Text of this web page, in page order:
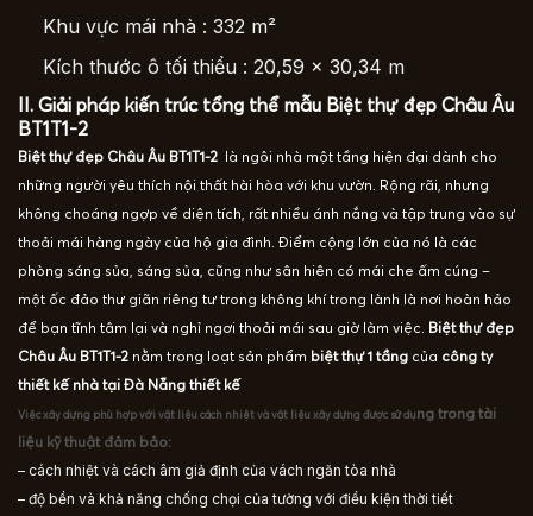
Khu vực mái nhà : 332 m²
Kích thước ô tối thiểu : 20,59 x 30,34 m
II. Giải pháp kiến trúc tổng thể mẫu Biệt thự đẹp Châu Âu
BT1T1-2
Biệt thự đẹp Châu Âu BT1T1-2 là ngôi nhà một tầng hiện đại dành cho
những người yêu thích nội thất hài hòa với khu vườn. Rộng rãi, nhưng
không choáng ngợp về diện tích, rất nhiều ánh nắng và tập trung vào sự
thoải mái hàng ngày của hộ gia đình. Điểm cộng lớn của nó là các
phòng sáng sủa, sáng sủa, cũng như sân hiên có mái che ấm cúng –
một ốc đảo thư giãn riêng tư trong không khí trong lành là nơi hoàn hảo
để bạn tĩnh tâm lại và nghỉ ngơi thoải mái sau giờ làm việc. Biệt thự đẹp
Châu Âu BT1T1-2 nằm trong loạt sản phẩm biệt thự 1 tầng của công ty
thiết kế nhà tại Đà Nẵng thiết kế
Việc xây dựng phù hợp với vật liệu cách nhiệt và vật liệu xây dựng được sử dụng trong tài
liệu kỹ thuật đảm bảo:
– cách nhiệt và cách âm giả định của vách ngăn tòa nhà
– độ bền và khả năng chống chọi của tường với điều kiện thời tiết